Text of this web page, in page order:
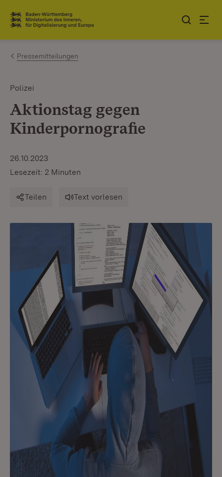
Zum Inhalt springen
Link zur Startseite
Pressemitteilungen
Polizei
Aktionstag gegen
Kinderpornografie
26.10.2023
Lesezeit: 2 Minuten
Teilen Text vorlesen